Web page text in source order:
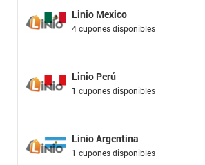
Linio Mexico
4 cupones disponibles
Linio Perú
1 cupones disponibles
Linio Argentina
1 cupones disponibles